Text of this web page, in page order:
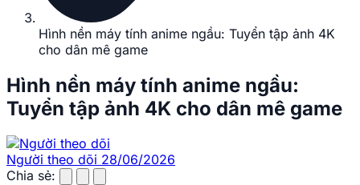
Hình nền máy tính anime ngầu: Tuyển tập ảnh 4K
cho dân mê game
Hình nền máy tính anime ngầu:
Tuyển tập ảnh 4K cho dân mê game
Người theo dõi 28/06/2026
Chia sẻ: